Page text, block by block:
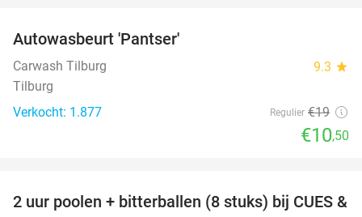
Autowasbeurt 'Pantser'
Carwash Tilburg 9.3 star
Tilburg
Verkocht: 1.877
Regulier €19
€10,50
50%
2 uur poolen + bitterballen (8 stuks) bij CUES &